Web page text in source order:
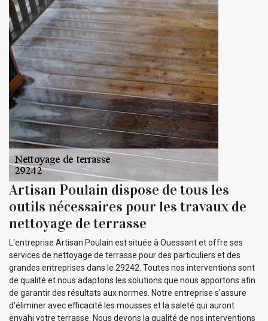
Artisan Poulain dispose de tous les
outils nécessaires pour les travaux de
nettoyage de terrasse
L'entreprise Artisan Poulain est située à Ouessant et offre ses
services de nettoyage de terrasse pour des particuliers et des
grandes entreprises dans le 29242. Toutes nos interventions sont
de qualité et nous adaptons les solutions que nous apportons afin
de garantir des résultats aux normes. Notre entreprise s'assure
d'éliminer avec efficacité les mousses et la saleté qui auront
envahi votre terrasse. Nous devons la qualité de nos interventions